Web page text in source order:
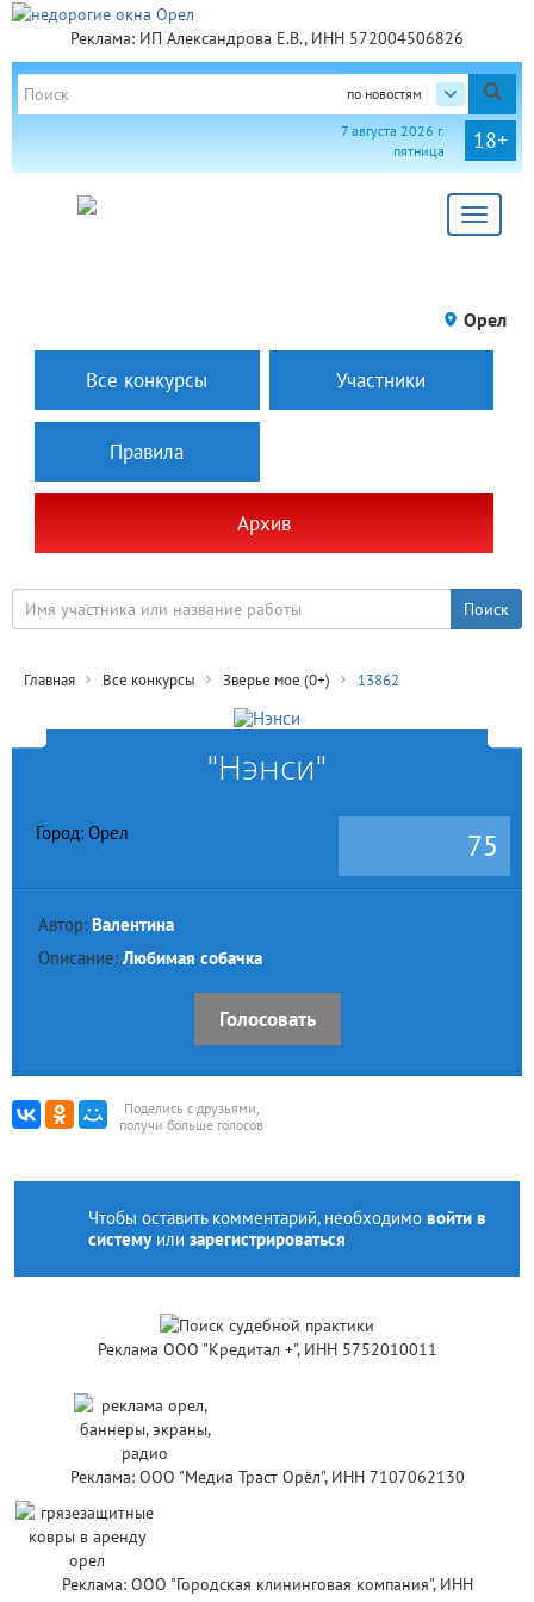
Реклама: ИП Александрова Е.В., ИНН 572004506826
по новостям
18+
7 августа 2026 г.
пятница
Toggle
Орел
Все конкурсы Участники
Правила
Архив
Главная Все конкурсы Зверье мое (0+) 13862
"Нэнси"
Город: Орел 75
Автор: Валентина
Описание: Любимая собачка
Голосовать
Поделись с друзьями,
получи больше голосов
Чтобы оставить комментарий, необходимо войти в
системуили зарегистрироваться
Реклама ООО "Кредитал +", ИНН 5752010011
Реклама: ООО "Медиа Траст Орёл", ИНН 7107062130
Реклама: ООО "Городская клининговая компания", ИНН